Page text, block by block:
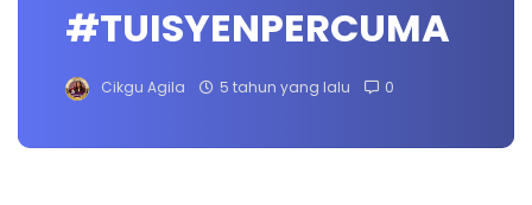
#TUISYENPERCUMA
Cikgu Agila 5 tahun yang lalu 0